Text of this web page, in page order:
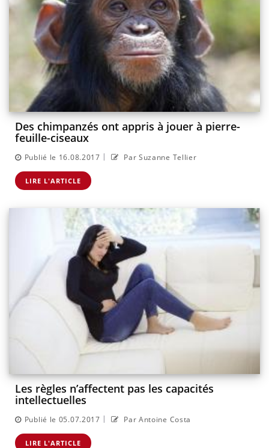
Des chimpanzés ont appris à jouer à pierre-
feuille-ciseaux
Publié le 16.08.2017 | Par Suzanne Tellier
LIRE L'ARTICLE
Les règles n’affectent pas les capacités
intellectuelles
Publié le 05.07.2017 | Par Antoine Costa
LIRE L'ARTICLE